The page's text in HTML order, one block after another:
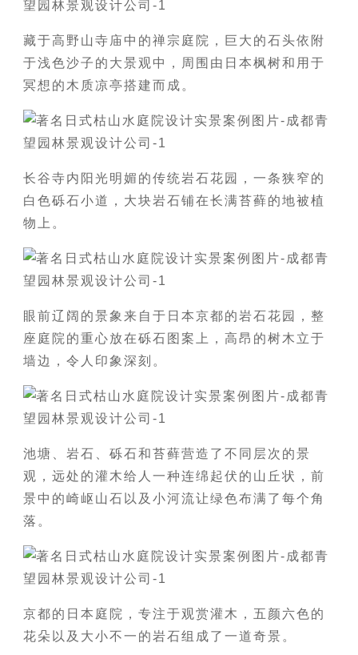
藏于高野山寺庙中的禅宗庭院，巨大的石头依附
于浅色沙子的大景观中，周围由日本枫树和用于
冥想的木质凉亭搭建而成。
长谷寺内阳光明媚的传统岩石花园，一条狭窄的
白色砾石小道，大块岩石铺在长满苔藓的地被植
物上。
眼前辽阔的景象来自于日本京都的岩石花园，整
座庭院的重心放在砾石图案上，高昂的树木立于
墙边，令人印象深刻。
池塘、岩石、砾石和苔藓营造了不同层次的景
观，远处的灌木给人一种连绵起伏的山丘状，前
景中的崎岖山石以及小河流让绿色布满了每个角
落。
京都的日本庭院，专注于观赏灌木，五颜六色的
花朵以及大小不一的岩石组成了一道奇景。